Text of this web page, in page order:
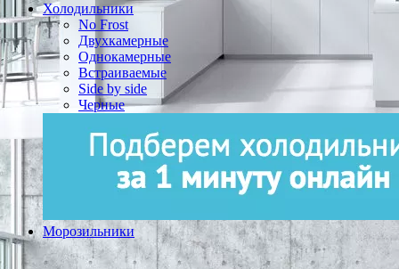
Холодильники
No Frost
Двухкамерные
Однокамерные
Встраиваемые
Side by side
Черные
Морозильники